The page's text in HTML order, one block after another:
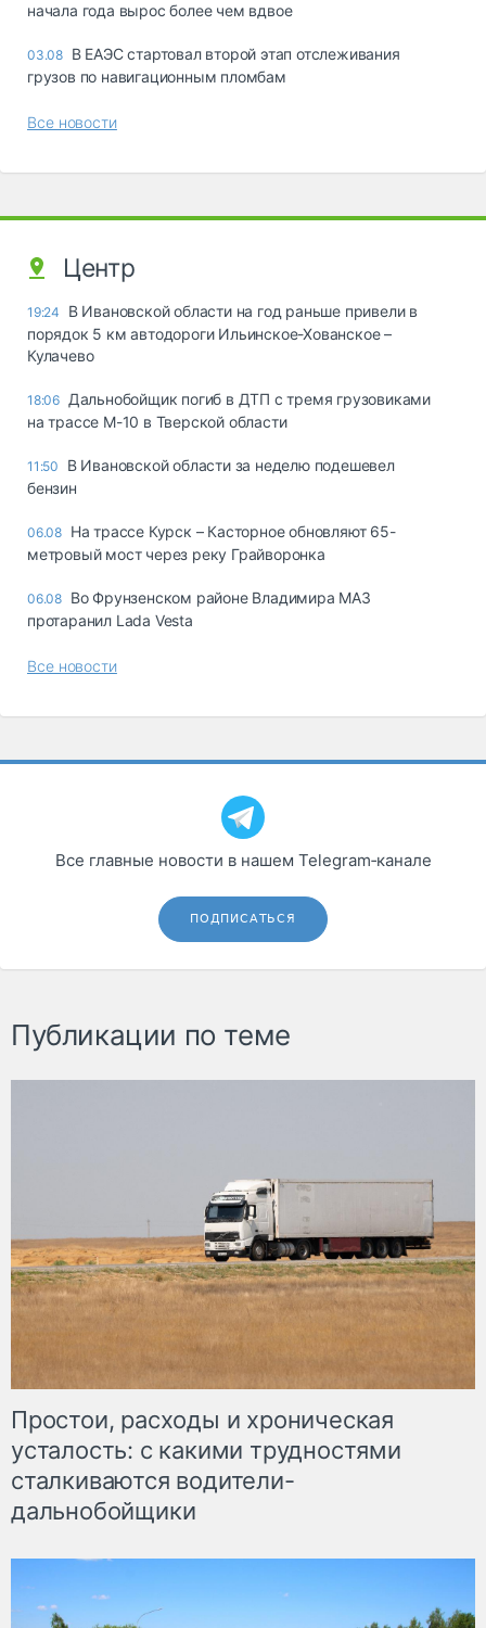
начала года вырос более чем вдвое
03.08 В ЕАЭС стартовал второй этап отслеживания
грузов по навигационным пломбам
Все новости
Центр
19:24
В Ивановской области на год раньше привели в
порядок 5 км автодороги Ильинское-Хованское –
Кулачево
18:06 Дальнобойщик погиб в ДТП с тремя грузовиками
на трассе М-10 в Тверской области
11:50
В Ивановской области за неделю подешевел
бензин
06.08 На трассе Курск – Касторное обновляют 65-
метровый мост через реку Грайворонка
06.08 Во Фрунзенском районе Владимира МАЗ
протаранил Lada Vesta
Все новости
Все главные новости в нашем Telegram‑канале
ПОДПИСАТЬСЯ
Публикации по теме
Простои, расходы и хроническая
усталость: с какими трудностями
сталкиваются водители-
дальнобойщики